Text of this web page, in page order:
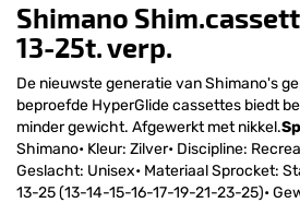
Shimano
13-25t. verp.
De nieuwste generatie van Shimano's
beproefde HyperGlide cassettes biedt
minder gewicht. Afgewerkt met nikkel.
Shimano• Kleur: Zilver• Discipline:
Geslacht: Unisex• Materiaal Sprocket:
13-25 (13-14-15-16-17-19-21-23-25)•